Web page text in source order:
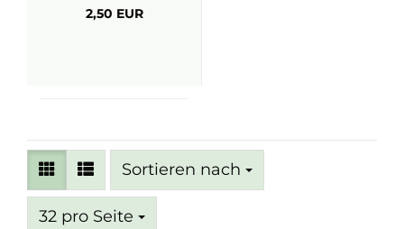
2,50 EUR
Sortieren nach
Sortieren nach
32 pro Seite
pro Seite